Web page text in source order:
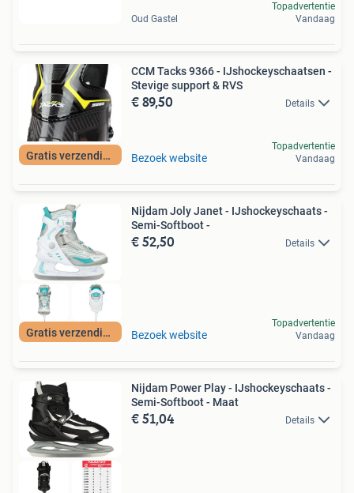
Oud Gastel
Topadvertentie
Vandaag
Gratis verzending
CCM Tacks 9366 - IJshockeyschaatsen -
Stevige support & RVS
€ 89,50 Details
Bezoek website
Topadvertentie
Vandaag
Gratis verzending
Nijdam Joly Janet - IJshockeyschaats -
Semi-Softboot -
€ 52,50 Details
Bezoek website
Topadvertentie
Vandaag
Nijdam Power Play - IJshockeyschaats -
Semi-Softboot - Maat
€ 51,04 Details